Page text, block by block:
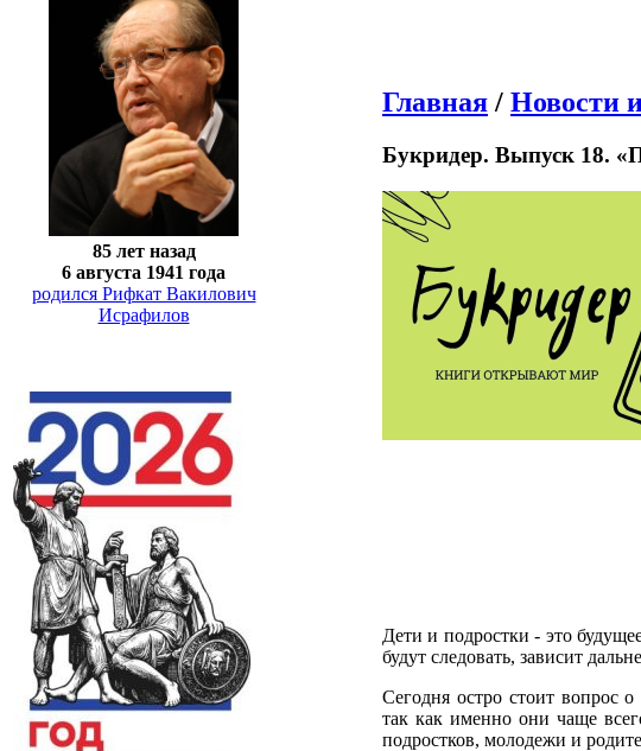
85 лет назад
6 августа 1941 года
родился Рифкат Вакилович
Исрафилов
Главная / Новости
Букридер. Выпуск 18.
Дети и подростки - это
будут следовать, зависит
Сегодня остро стоит вопрос
так как именно они чаще
подростков, молодежи и